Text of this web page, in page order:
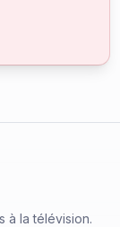
à la télévision.